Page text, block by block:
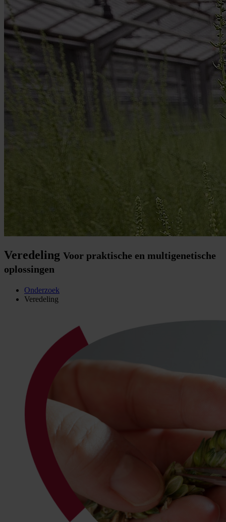
Veredeling Voor praktische en multigenetische
oplossingen
Onderzoek
Veredeling